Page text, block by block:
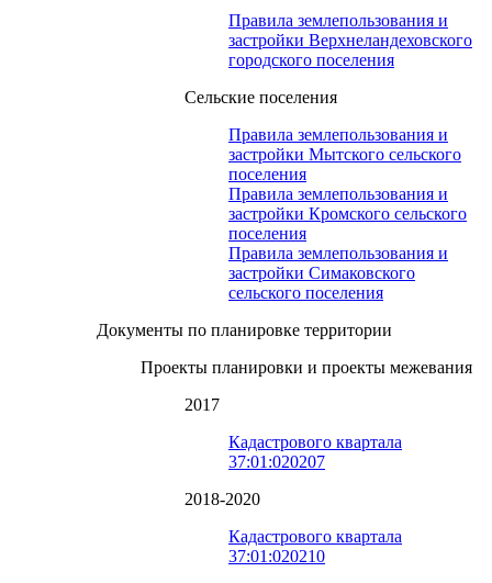
Правила землепользования и
застройки Верхнеландеховского
городского поселения
Сельские поселения
Правила землепользования и
застройки Мытского сельского
поселения
Правила землепользования и
застройки Кромского сельского
поселения
Правила землепользования и
застройки Симаковского
сельского поселения
Документы по планировке территории
Проекты планировки и проекты межевания
2017
Кадастрового квартала
37:01:020207
2018-2020
Кадастрового квартала
37:01:020210